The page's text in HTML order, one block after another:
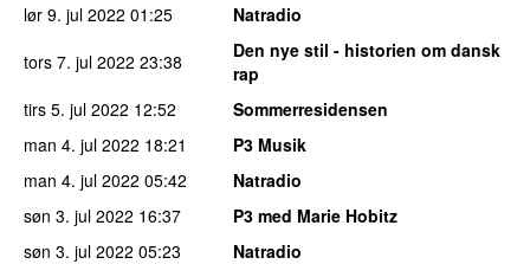
lør 9. jul 2022 01:25
Natradio
tors 7. jul 2022 23:38
Den nye stil - historien om dansk
rap
tirs 5. jul 2022 12:52
Sommerresidensen
man 4. jul 2022 18:21
P3 Musik
man 4. jul 2022 05:42
Natradio
søn 3. jul 2022 16:37
P3 med Marie Hobitz
søn 3. jul 2022 05:23
Natradio